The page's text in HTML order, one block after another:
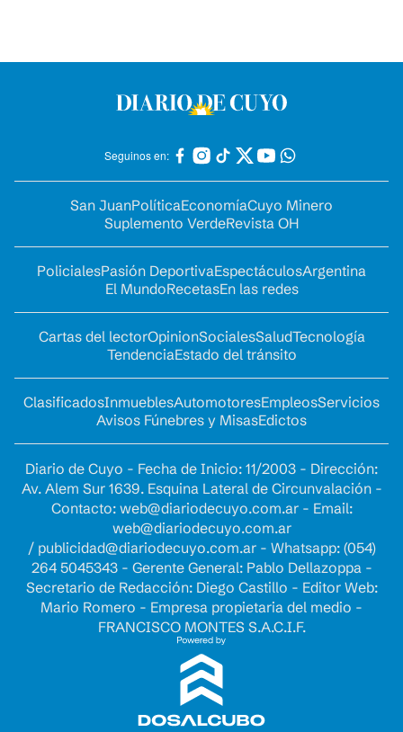
Seguinos en:
San JuanPolíticaEconomíaCuyo Minero
Suplemento VerdeRevista OH
PolicialesPasión DeportivaEspectáculosArgentina
El MundoRecetasEn las redes
Cartas del lectorOpinionSocialesSaludTecnología
TendenciaEstado del tránsito
ClasificadosInmueblesAutomotoresEmpleosServicios
Avisos Fúnebres y MisasEdictos
Diario de Cuyo - Fecha de Inicio: 11/2003 - Dirección:
Av. Alem Sur 1639. Esquina Lateral de Circunvalación -
Contacto: web@diariodecuyo.com.ar- Email:
web@diariodecuyo.com.ar
/ publicidad@diariodecuyo.com.ar- Whatsapp: (054)
264 5045343 - Gerente General: Pablo Dellazoppa -
Secretario de Redacción: Diego Castillo - Editor Web:
Mario Romero - Empresa propietaria del medio -
FRANCISCO MONTES S.A.C.I.F.